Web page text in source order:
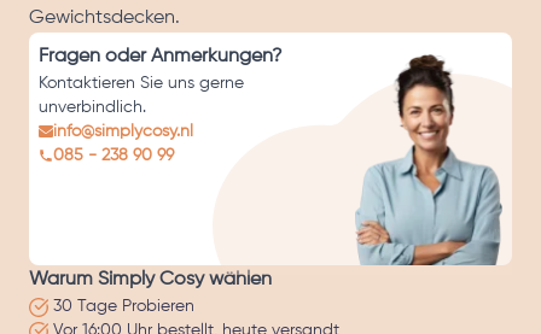
Gewichtsdecken.
Fragen oder Anmerkungen?
Kontaktieren Sie uns gerne
unverbindlich.
info@simplycosy.nl
085 - 238 90 99
Warum Simply Cosy wählen
30 Tage Probieren
Vor 16:00 Uhr bestellt, heute versandt